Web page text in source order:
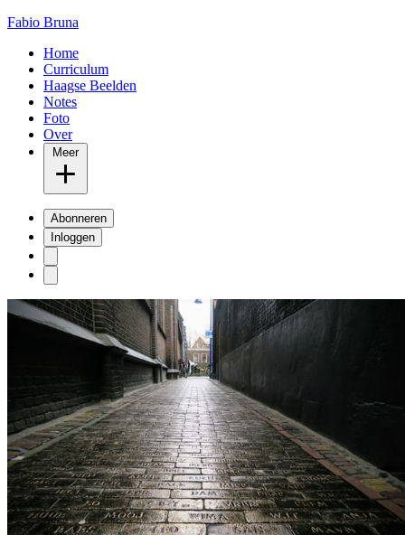
Fabio Bruna
Home
Curriculum
Haagse Beelden
Notes
Foto
Over
Meer
Abonneren
Inloggen